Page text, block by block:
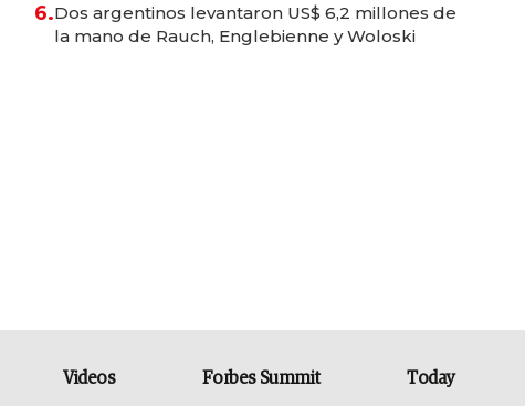
6.Dos argentinos levantaron US$ 6,2 millones de
la mano de Rauch, Englebienne y Woloski
Videos Forbes Summit Today